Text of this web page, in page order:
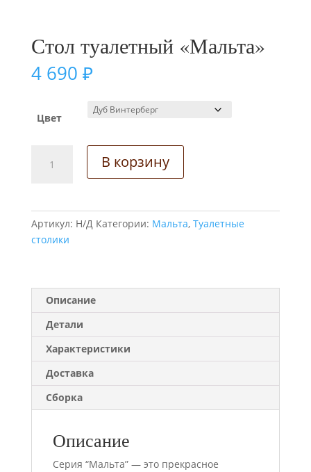
Стол туалетный «Мальта»
4 690 ₽
Цвет
товара
В корзину
Артикул: Н/Д Категории: Мальта, Туалетные
столики
Описание
Детали
Характеристики
Доставка
Сборка
Описание
Серия “Мальта” — это прекрасное